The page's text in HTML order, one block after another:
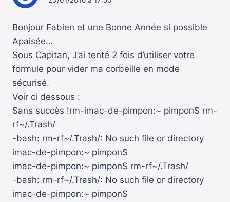
Bonjour Fabien et une Bonne Année si possible
Apaisée…
Sous Capitan, J’ai tenté 2 fois d’utiliser votre
formule pour vider ma corbeille en mode
sécurisé.
Voir ci dessous :
Sans succès !rm-imac-de-pimpon:~ pimpon$ rm-
rf~/.Trash/
-bash: rm-rf~/.Trash/: No such file or directory
imac-de-pimpon:~ pimpon$
imac-de-pimpon:~ pimpon$ rm-rf~/.Trash/
-bash: rm-rf~/.Trash/: No such file or directory
imac-de-pimpon:~ pimpon$